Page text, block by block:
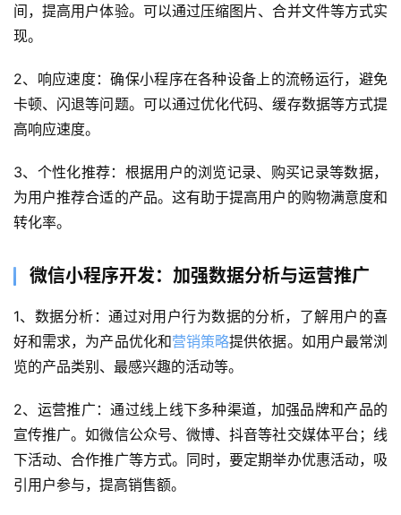
首
页
于
案
例
务
H
5
间，提高用户体验。可以通过压缩图片、合并文件等方式实
现。
2、响应速度：确保小程序在各种设备上的流畅运行，避免
卡顿、闪退等问题。可以通过优化代码、缓存数据等方式提
高响应速度。
3、个性化推荐：根据用户的浏览记录、购买记录等数据，
为用户推荐合适的产品。这有助于提高用户的购物满意度和
转化率。
微信小程序开发：加强数据分析与运营推广
1、数据分析：通过对用户行为数据的分析，了解用户的喜
好和需求，为产品优化和营销策略提供依据。如用户最常浏
览的产品类别、最感兴趣的活动等。
2、运营推广：通过线上线下多种渠道，加强品牌和产品的
宣传推广。如微信公众号、微博、抖音等社交媒体平台；线
下活动、合作推广等方式。同时，要定期举办优惠活动，吸
引用户参与，提高销售额。